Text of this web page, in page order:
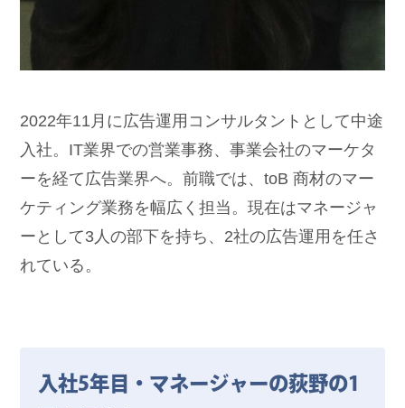
2022年11月に広告運用コンサルタントとして中途
入社。IT業界での営業事務、事業会社のマーケタ
ーを経て広告業界へ。前職では、toB 商材のマー
ケティング業務を幅広く担当。現在はマネージャ
ーとして3人の部下を持ち、2社の広告運用を任さ
れている。
入社5年目・マネージャーの荻野の1